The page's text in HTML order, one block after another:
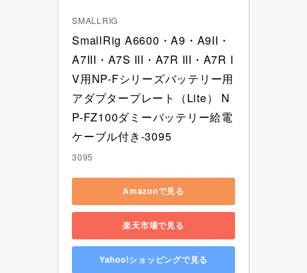
SMALLRIG
SmallRig A6600・A9・A9II・
A7III・A7S III・A7R III・A7R I
V用NP-Fシリーズバッテリー用
アダプタープレート（Lite） N
P-FZ100ダミーバッテリー給電
ケーブル付き-3095
3095
Amazonで見る
楽天市場で見る
Yahoo!ショッピングで見る